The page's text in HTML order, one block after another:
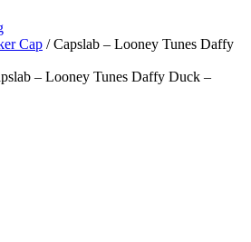
Cap / Capslab – Looney Tunes Daffy
– Looney Tunes Daffy Duck –